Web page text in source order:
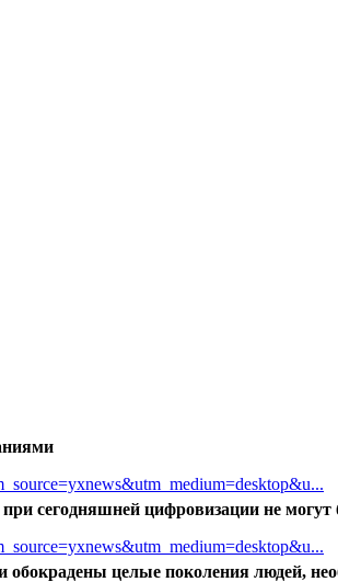
сегодняшней цифровизации не
целые поколения людей,